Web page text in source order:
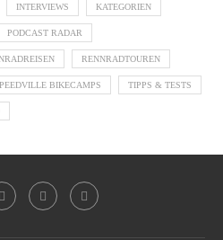
INTERVIEWS KATEGORIEN
PODCAST RADAR
RENNRADTOUREN
BIKECAMPS TIPPS & TESTS